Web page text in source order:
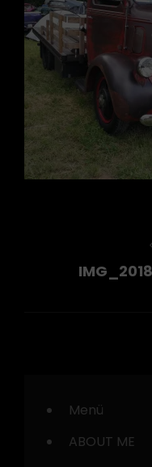
Menü
ABOUT ME